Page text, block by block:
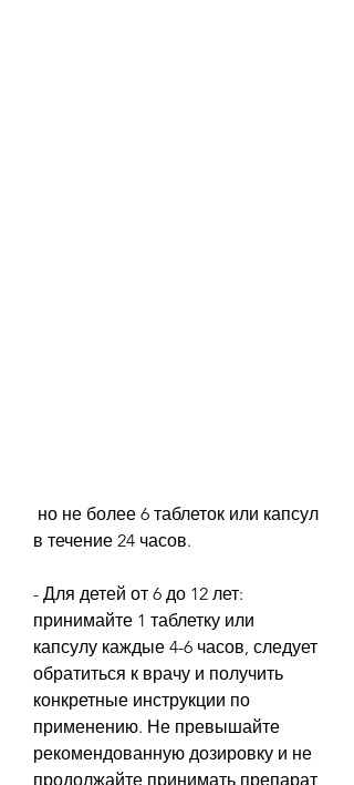
в течение 24 часов.
- Для детей от 6 до 12 лет:
принимайте 1 таблетку или
капсулу каждые 4-6 часов, следует
обратиться к врачу и получить
конкретные инструкции по
применению. Не превышайте
рекомендованную дозировку и не
продолжайте принимать препарат